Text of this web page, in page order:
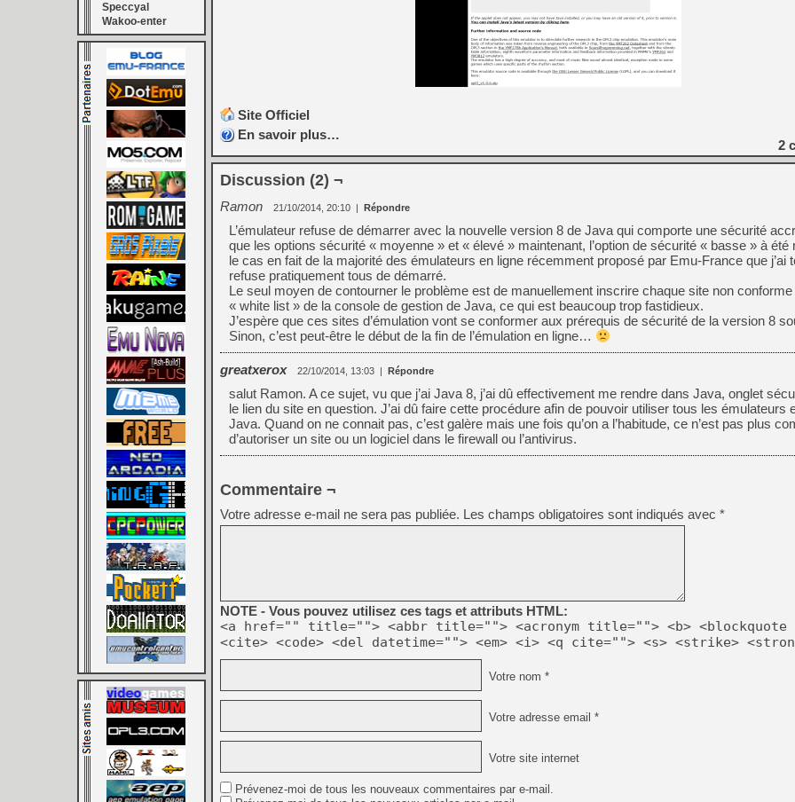
[GK] Déjà des
[Mo5] Brickboy cherche à
[GK] Minecraft et ses «
[GK] Beast of
[GK] Mémoire cash -
[GK] Dan Houser (GTA)
[GK] Comment EA Sports
[GK] Crimson Moon : un
[GK] Isle of Reveries : le
[GK] Moonlighter 2 : The
[GK] Capcom relance
[Mo5] Deux inédits du
[GK] Le beat'em up The
Speccyal
Wakoo-enter
Site Officiel
En savoir plus…
2
Discussion (2) ¬
Ramon 21/10/2014, 20:10 | Répondre
L’émulateur refuse de démarrer avec la nouvelle version 8 de Java qui comporte une sécurité
que les options sécurité « moyenne » et « élevé » maintenant, l’option de sécurité « basse » à été
le cas en fait de la majorité des émulateurs en ligne récemment proposé par Emu-France que j’ai
refuse pratiquement tous de démarré.
Le seul moyen de contourner le problème est de manuellement inscrire chaque site non
« white list » de la console de gestion de Java, ce qui est beaucoup trop fastidieux.
J’espère que ces sites d’émulation vont se conformer aux prérequis de sécurité de la version 8
Sinon, c’est peut-être le début de la fin de l’émulation en ligne…
greatxerox 22/10/2014, 13:03 | Répondre
salut Ramon. A ce sujet, vu que j’ai Java 8, j’ai dû effectivement me rendre dans Java, onglet
le lien du site en question. J’ai dû faire cette procédure afin de pouvoir utiliser tous les émulateurs
Java. Quand on ne connait pas, c’est galère mais une fois qu’on a l’habitude, ce n’est pas plus
d’autoriser un site ou un logiciel dans le firewall ou l’antivirus.
Commentaire ¬
Votre adresse e-mail ne sera pas publiée. Les champs obligatoires sont indiqués avec *
NOTE - Vous pouvez utilisez ces tags et attributs HTML:
<a href="" title=""> <abbr title=""> <acronym title=""> <b> <blockquote
<cite> <code> <del datetime=""> <em> <i> <q cite=""> <s> <strike>
Votre nom *
Votre adresse email *
Votre site internet
Prévenez-moi de tous les nouveaux commentaires par e-mail.